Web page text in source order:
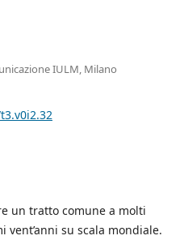
IULM, Milano
un tratto comune a molti
su scala mondiale.